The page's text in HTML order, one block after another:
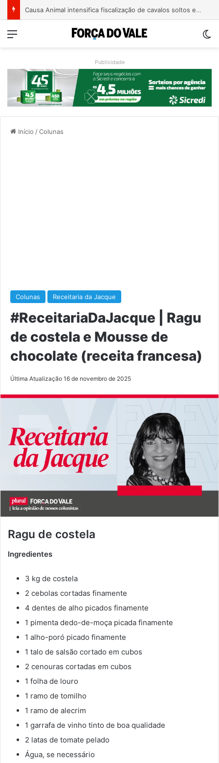
Causa Animal intensifica fiscalização de cavalos soltos e alerta tutores em Encantado
Menu
Publicidade
Início /Colunas
Colunas Receitaria da Jacque
#ReceitariaDaJacque | Ragu
de costela e Mousse de
chocolate (receita francesa)
Última Atualização 16 de novembro de 2025
Ragu de costela
Ingredientes
3 kg de costela
2 cebolas cortadas finamente
4 dentes de alho picados finamente
1 pimenta dedo-de-moça picada finamente
1 alho-poró picado finamente
1 talo de salsão cortado em cubos
2 cenouras cortadas em cubos
1 folha de louro
1 ramo de tomilho
1 ramo de alecrim
1 garrafa de vinho tinto de boa qualidade
2 latas de tomate pelado
Água, se necessário